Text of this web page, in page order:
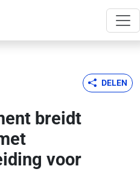
DELEN
breidt
voor